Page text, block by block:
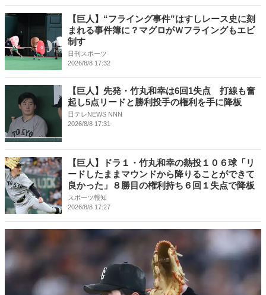
【巨人】“フライング事件”はすしレース史に刻
まれる事件簿に？マグロがＷフライングもエビ
制す
日刊スポーツ
2026/8/8 17:32
【巨人】先発・竹丸和幸は6回1失点 打線も奮
起し5点リードと勝利投手の権利を手に降板
日テレNEWS NNN
2026/8/8 17:31
【巨人】ドラ１・竹丸和幸の熱投１０６球「リ
ードしたままマウンドから降りることができて
良かった」８勝目の権利持ち６回１失点で降板
スポーツ報知
2026/8/8 17:27